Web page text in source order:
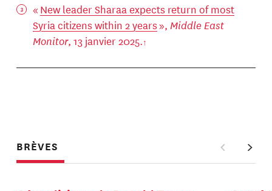
« New leader Sharaa expects return of most
Syria citizens within 2 years», Middle East
Monitor, 13 janvier 2025.
BRÈVES